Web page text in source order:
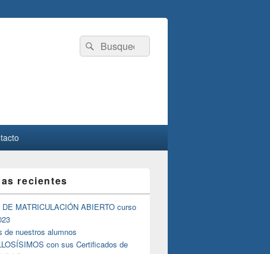
Buscar
por:
Buscar
recientes
DE MATRICULACIÓN ABIERTO curso
de nuestros alumnos
con sus Certificados de